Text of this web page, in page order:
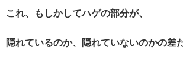
これ、もしかしてハゲの部分が、
隠れているのか、隠れていないのかの差